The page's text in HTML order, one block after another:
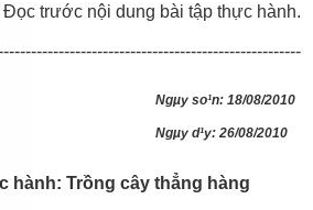
Đọc trước nội dung bài tập thực hành.
Ngµy so¹n: 18/08/2010
Ngµy d¹y: 26/08/2010
hành: Trồng cây thẳng hàng